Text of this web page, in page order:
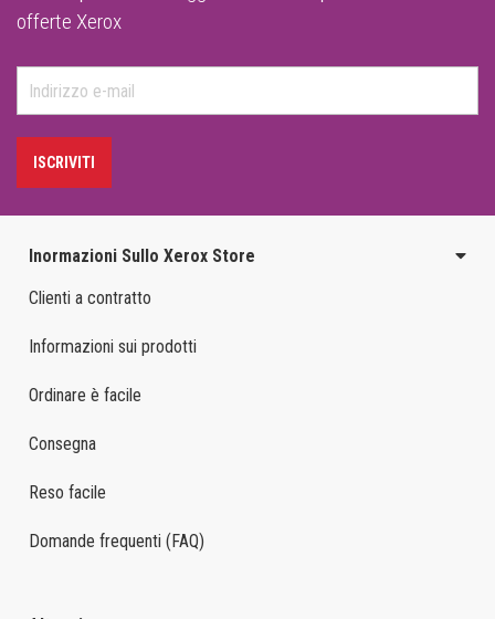
offerte Xerox
ISCRIVITI
Inormazioni Sullo Xerox Store
Clienti a contratto
Informazioni sui prodotti
Ordinare è facile
Consegna
Reso facile
Domande frequenti (FAQ)